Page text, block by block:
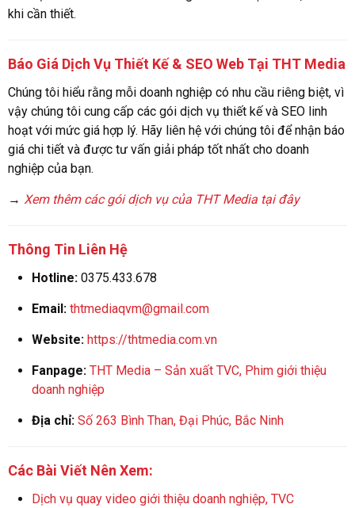
khi cần thiết.
Báo Giá Dịch Vụ Thiết Kế & SEO Web Tại THT Media
Chúng tôi hiểu rằng mỗi doanh nghiệp có nhu cầu riêng biệt, vì
vậy chúng tôi cung cấp các gói dịch vụ thiết kế và SEO linh
hoạt với mức giá hợp lý. Hãy liên hệ với chúng tôi để nhận báo
giá chi tiết và được tư vấn giải pháp tốt nhất cho doanh
nghiệp của bạn.
→ Xem thêm các gói dịch vụ của THT Media tại đây
Thông Tin Liên Hệ
Hotline: 0375.433.678
Email: thtmediaqvm@gmail.com
Website: https://thtmedia.com.vn
Fanpage: THT Media – Sản xuất TVC, Phim giới thiệu
doanh nghiệp
Địa chỉ: Số 263 Bình Than, Đại Phúc, Bắc Ninh
Các Bài Viết Nên Xem:
Dịch vụ quay video giới thiệu doanh nghiệp, TVC